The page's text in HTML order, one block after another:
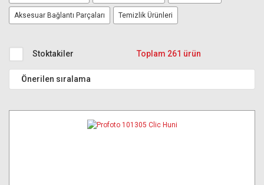
Aksesuar Bağlantı Parçaları Temizlik Ürünleri
Stoktakiler Toplam 261 ürün